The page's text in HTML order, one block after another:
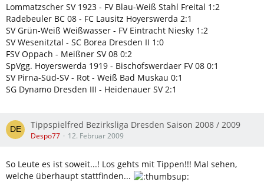
Lommatzscher SV 1923 - FV Blau-Weiß Stahl Freital 1:2
Radebeuler BC 08 - FC Lausitz Hoyerswerda 2:1
SV Grün-Weiß Weißwasser - FV Eintracht Niesky 1:2
SV Wesenitztal - SC Borea Dresden II 1:0
FSV Oppach - Meißner SV 08 0:2
SpVgg. Hoyerswerda 1919 - Bischofswerdaer FV 08 0:1
SV Pirna-Süd-SV - Rot - Weiß Bad Muskau 0:1
SG Dynamo Dresden III - Heidenauer SV 2:1
Tippspielfred Bezirksliga Dresden Saison 2008 / 2009
Despo77 12. Februar 2009
So Leute es ist soweit...! Los gehts mit Tippen!!! Mal sehen,
welche überhaupt stattfinden...